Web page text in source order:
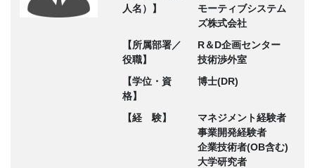
人名）】
モーティブシステム
ズ株式会社
【所属部署／
役職】
R＆D企画センター
技術渉外室
【学位・資
格】
博士(DR)
【経 験】
マネジメント経験者
事業開発経験者
企業技術者(OB含む)
大学研究者